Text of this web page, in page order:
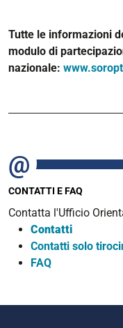
Tutte le informazioni
modulo di
nazionale:
CONTATTI E FAQ
Contatta l'Ufficio
Contatti
Contatti solo
FAQ